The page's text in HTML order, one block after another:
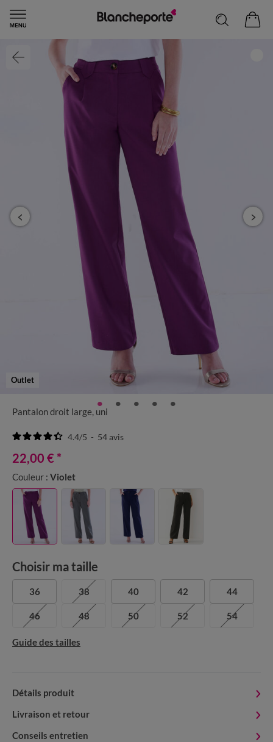
Outlet
Pantalon droit large, uni
4.4/5 - 54avis
22,00 € *
Couleur : Violet
Choisir ma taille
36 38 40 42 44
46 48 50 52 54
Guide des tailles
Détails produit
Livraison et retour
Conseils entretien